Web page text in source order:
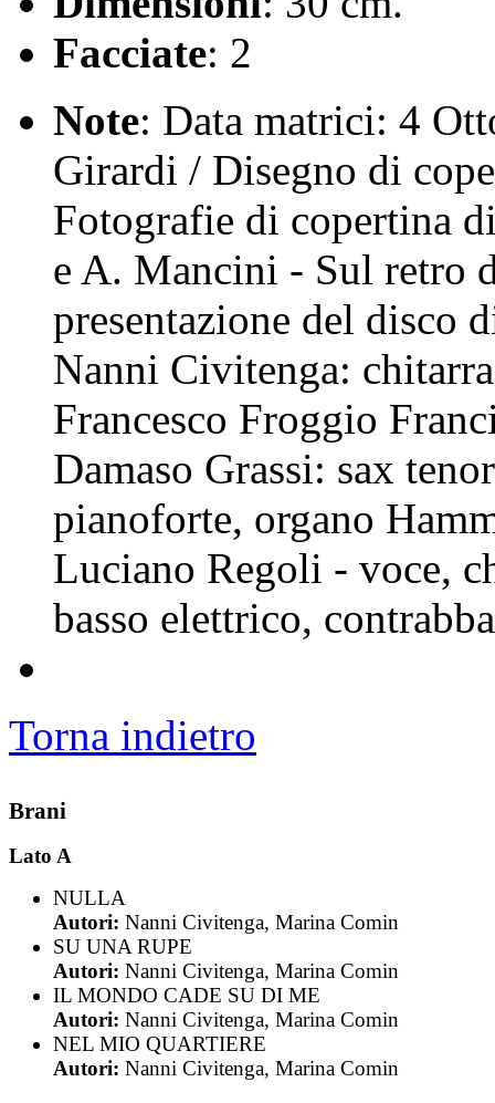
Facciate: 2
Note: Data matrici: 4
Girardi / Disegno di
Fotografie di copertina
e A. Mancini - Sul retro
presentazione del disco
Nanni Civitenga:
Francesco Froggio
Damaso Grassi: sax
pianoforte, organo
Luciano Regoli - voce,
basso elettrico,
Torna indietro
Brani
Lato A
NULLA
Autori: Nanni Civitenga, Marina Comin
SU UNA RUPE
Autori: Nanni Civitenga, Marina Comin
IL MONDO CADE SU DI ME
Autori: Nanni Civitenga, Marina Comin
NEL MIO QUARTIERE
Autori: Nanni Civitenga, Marina Comin